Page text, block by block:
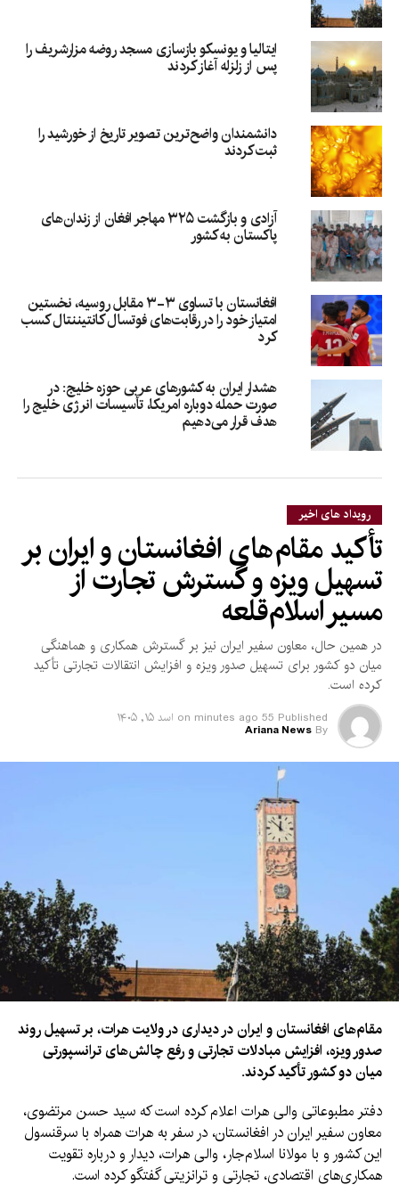
ایتالیا و یونسکو بازسازی مسجد روضه مزارشریف را
پس از زلزله آغاز کردند
دانشمندان واضح‌ترین تصویر تاریخ از خورشید را
ثبت کردند
آزادی و بازگشت ۳۲۵ مهاجر افغان از زندان‌های
پاکستان به کشور
افغانستان با تساوی ۳-۳ مقابل روسیه، نخستین
امتیاز خود را در رقابت‌های فوتسال کانتیننتال کسب
کرد
هشدار ایران به کشورهای عربی حوزه خلیج: در
صورت حمله دوباره امریکا، تأسیسات انرژی خلیج را
هدف قرار می‌دهیم
رویداد های اخیر
تأکید مقام‌های افغانستان و ایران بر
تسهیل ویزه و گسترش تجارت از
مسیر اسلام‌قلعه
در همین حال، معاون سفیر ایران نیز بر گسترش همکاری و هماهنگی
میان دو کشور برای تسهیل صدور ویزه و افزایش انتقالات تجارتی تأکید
کرده است.
Published
55 minutes ago
on اسد ۱۵, ۱۴۰۵
By
Ariana News
مقام‌های افغانستان و ایران در دیداری در ولایت هرات، بر تسهیل روند
صدور ویزه، افزایش مبادلات تجارتی و رفع چالش‌های ترانسپورتی
میان دو کشور تأکید کردند.
دفتر مطبوعاتی والی هرات اعلام کرده است که سید حسن مرتضوی،
معاون سفیر ایران در افغانستان، در سفر به هرات همراه با سرقنسول
این کشور و با مولانا اسلام‌جار، والی هرات، دیدار و درباره تقویت
همکاری‌های اقتصادی، تجارتی و ترانزیتی گفتگو کرده است.